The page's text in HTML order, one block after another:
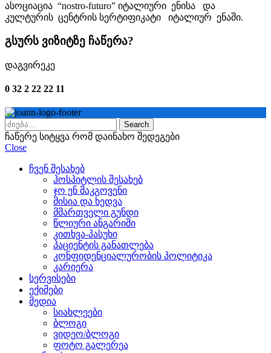
ასოციაცია “nostro-futuro” იტალიური ენისა და
კულტურის ცენტრის სერტიფიკატი იტალიურ ენაში.
გსურს ვიზიტზე ჩაწერა?
დაგვირეკე
0 32 2 22 22 11
Search
ჩაწერე სიტყვა რომ დაინახო შედეგები
Close
ჩვენ შესახებ
ჰოსპიტლის შესახებ
ჯო ენ მაკგოვენი
მისია და ხედვა
მმართველი გუნდი
წლიური ანგარიში
კითხვა-პასუხი
პაციენტის განათლება
კონფიდენციალურობის პოლიტიკა
კარიერა
სერვისები
ექიმები
მედია
სიახლეები
ბლოგი
ვიდეო/ბლოგი
ფოტო გალერეა